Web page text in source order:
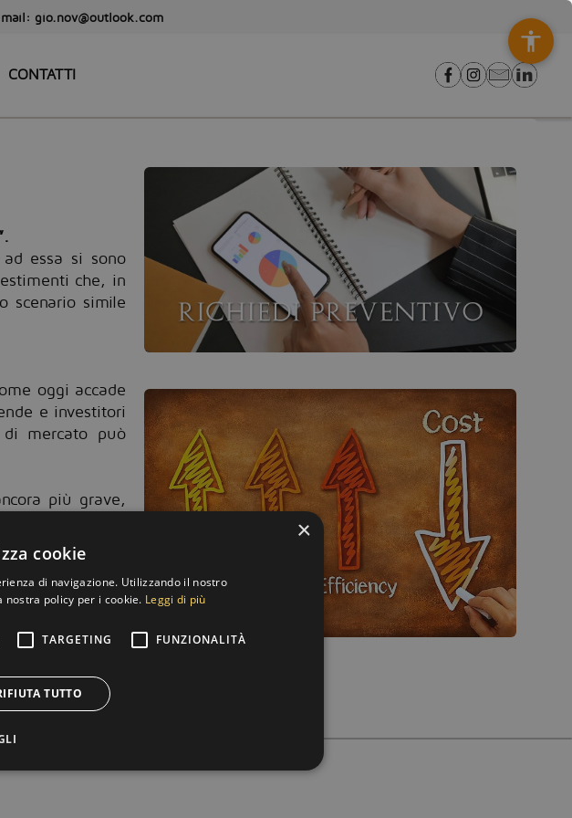
gio.nov@outlook.com
CONTATTI
essa si sono
che, in
scenario simile
oggi accade
e investitori
mercato può
più grave,
finché il
è che l’euforia
questa
uno sviluppo
×
cookie
di navigazione. Utilizzando il nostro
policy per i cookie. Leggi di più
TARGETING FUNZIONALITÀ
TUTTO